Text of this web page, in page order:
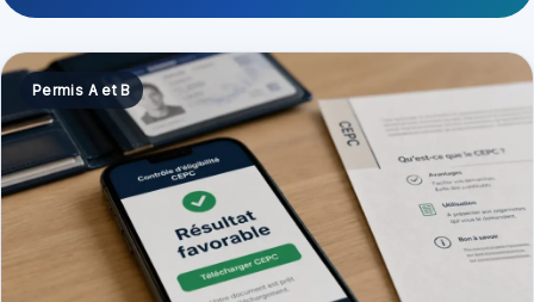
Permis A et B